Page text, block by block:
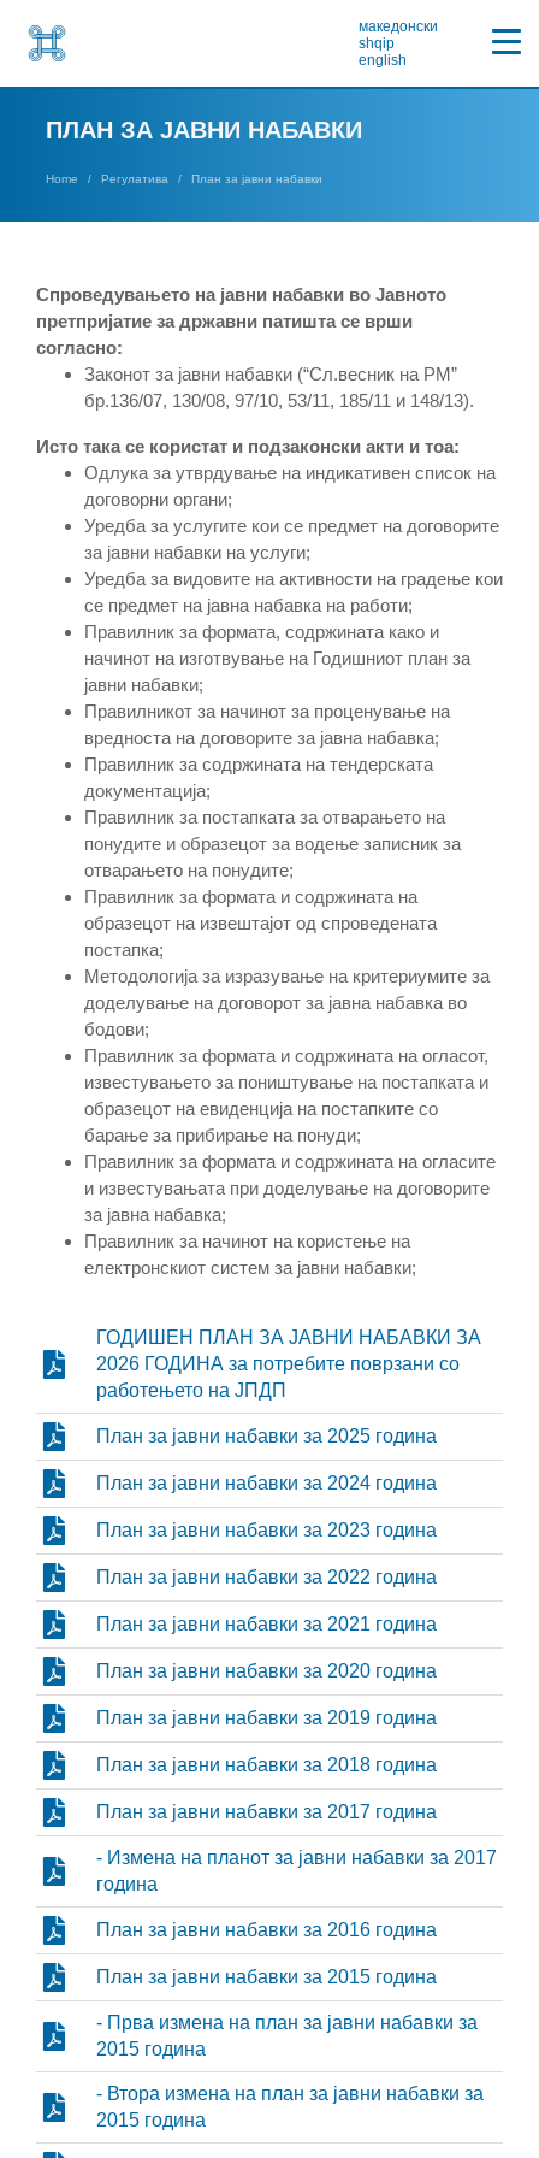
македонски
shqip
english
ПЛАН ЗА ЈАВНИ НАБАВКИ
Home Регулатива План за јавни набавки
Спроведувањето на јавни набавки во Јавното
претпријатие за државни патишта се врши
согласно:
Законот за јавни набавки (“Сл.весник на РМ”
бр.136/07, 130/08, 97/10, 53/11, 185/11 и 148/13).
Исто така се користат и подзаконски акти и тоа:
Одлука за утврдување на индикативен список на
договорни органи;
Уредба за услугите кои се предмет на договорите
за јавни набавки на услуги;
Уредба за видовите на активности на градење кои
се предмет на јавна набавка на работи;
Правилник за формата, содржината како и
начинот на изготвување на Годишниот план за
јавни набавки;
Правилникот за начинот за проценување на
вредноста на договорите за јавна набавка;
Правилник за содржината на тендерската
документација;
Правилник за постапката за отварањето на
понудите и образецот за водење записник за
отварањето на понудите;
Правилник за формата и содржината на
образецот на извештајот од спроведената
постапка;
Методологија за изразување на критериумите за
доделување на договорот за јавна набавка во
бодови;
Правилник за формата и содржината на огласот,
известувањето за поништување на постапката и
образецот на евиденција на постапките со
барање за прибирање на понуди;
Правилник за формата и содржината на огласите
и известувањата при доделување на договорите
за јавна набавка;
Правилник за начинот на користење на
електронскиот систем за јавни набавки;
ГОДИШЕН ПЛАН ЗА ЈАВНИ НАБАВКИ ЗА
2026 ГОДИНА за потребите поврзани со
работењето на ЈПДП
План за јавни набавки за 2025 година
План за јавни набавки за 2024 година
План за јавни набавки за 2023 година
План за јавни набавки за 2022 година
План за јавни набавки за 2021 година
План за јавни набавки за 2020 година
План за јавни набавки за 2019 година
План за јавни набавки за 2018 година
План за јавни набавки за 2017 година
- Измена на планот за јавни набавки за 2017
година
План за јавни набавки за 2016 година
План за јавни набавки за 2015 година
- Прва измена на план за јавни набавки за
2015 година
- Втора измена на план за јавни набавки за
2015 година